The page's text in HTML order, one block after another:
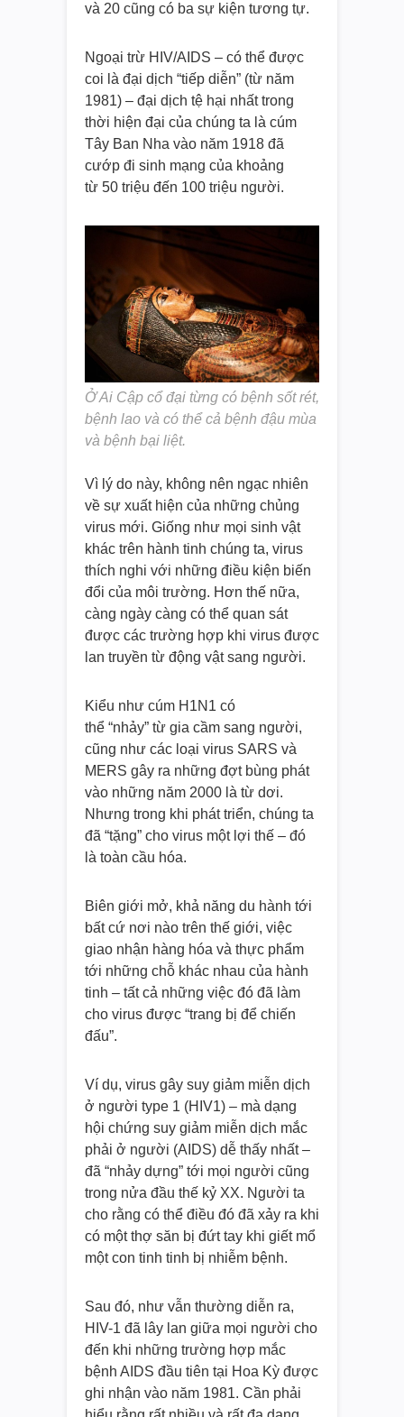
và 20 cũng có ba sự kiện tương tự.
Ngoại trừ HIV/AIDS – có thể được
coi là đại dịch “tiếp diễn” (từ năm
1981) – đại dịch tệ hại nhất trong
thời hiện đại của chúng ta là cúm
Tây Ban Nha vào năm 1918 đã
cướp đi sinh mạng của khoảng
từ 50 triệu đến 100 triệu người.
Ở Ai Cập cổ đại từng có bệnh sốt rét,
bệnh lao và có thể cả bệnh đậu mùa
và bệnh bại liệt.
Vì lý do này, không nên ngạc nhiên
về sự xuất hiện của những chủng
virus mới. Giống như mọi sinh vật
khác trên hành tinh chúng ta, virus
thích nghi với những điều kiện biến
đổi của môi trường. Hơn thế nữa,
càng ngày càng có thể quan sát
được các trường hợp khi virus được
lan truyền từ động vật sang người.
Kiểu như cúm H1N1 có
thể “nhảy” từ gia cầm sang người,
cũng như các loại virus SARS và
MERS gây ra những đợt bùng phát
vào những năm 2000 là từ dơi.
Nhưng trong khi phát triển, chúng ta
đã “tặng” cho virus một lợi thế – đó
là toàn cầu hóa.
Biên giới mở, khả năng du hành tới
bất cứ nơi nào trên thế giới, việc
giao nhận hàng hóa và thực phẩm
tới những chỗ khác nhau của hành
tinh – tất cả những việc đó đã làm
cho virus được “trang bị để chiến
đấu”.
Ví dụ, virus gây suy giảm miễn dịch
ở người type 1 (HIV1) – mà dạng
hội chứng suy giảm miễn dịch mắc
phải ở người (AIDS) dễ thấy nhất –
đã “nhảy dựng” tới mọi người cũng
trong nửa đầu thế kỷ XX. Người ta
cho rằng có thể điều đó đã xảy ra khi
có một thợ săn bị đứt tay khi giết mổ
một con tinh tinh bị nhiễm bệnh.
Sau đó, như vẫn thường diễn ra,
HIV-1 đã lây lan giữa mọi người cho
đến khi những trường hợp mắc
bệnh AIDS đầu tiên tại Hoa Kỳ được
ghi nhận vào năm 1981. Cần phải